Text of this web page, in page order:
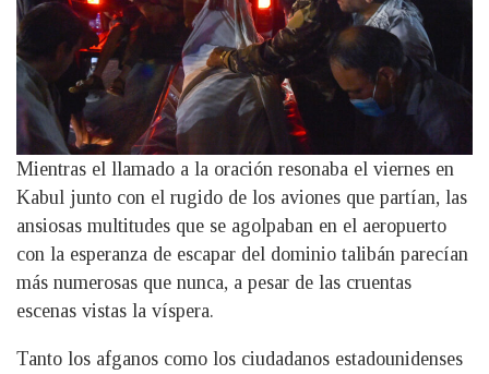
Mientras el llamado a la oración resonaba el viernes en
Kabul junto con el rugido de los aviones que partían, las
ansiosas multitudes que se agolpaban en el aeropuerto
con la esperanza de escapar del dominio talibán parecían
más numerosas que nunca, a pesar de las cruentas
escenas vistas la víspera.
Tanto los afganos como los ciudadanos estadounidenses